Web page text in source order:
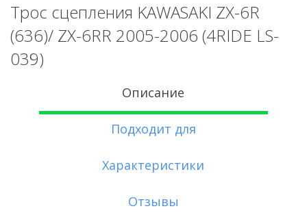
Трос сцепления KAWASAKI ZX-6R
(636)/ ZX-6RR 2005-2006 (4RIDE LS-
039)
Описание
Подходит для
Характеристики
Отзывы